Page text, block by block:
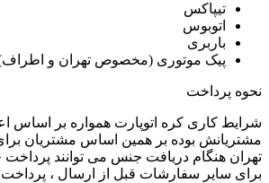
تیپاکس
اتوبوس
باربری
پیک موتوری (مخصوص تهران و
نحوه پرداخت
شرایط کاری کره اتوپارت همواره بر اساس
مشتریانش بوده بر همین اساس مشتریان
تهران هنگام دریافت جنس می توانند پرداخت
برای سایر سفارشات قبل از ارسال ، پرداخت